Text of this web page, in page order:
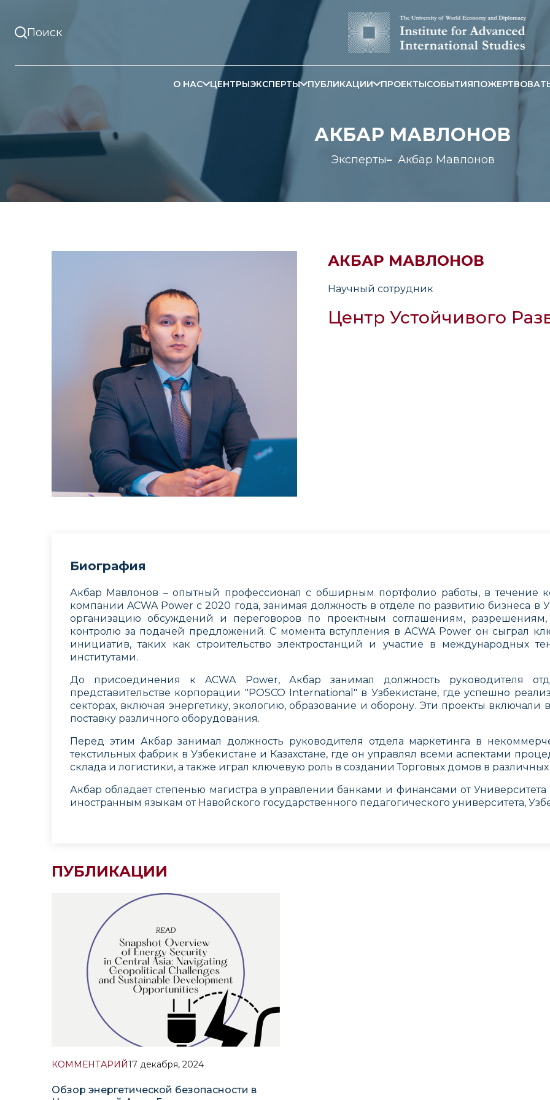
О НАС ЦЕНТРЫЭКСПЕРТЫ ПУБЛИКАЦИИ ПРОЕКТЫСОБЫТИЯ
АКБАР МАВЛОНОВ
Эксперты Акбар Мавлонов
АКБАР МАВЛОНОВ
Научный сотрудник
Центр Устойчивого
Биография
Акбар Мавлонов – опытный профессионал с обширным портфолио работы, в течение
компании ACWA Power с 2020 года, занимая должность в отделе по развитию бизнеса в
организацию обсуждений и переговоров по проектным соглашениям,
контролю за подачей предложений. С момента вступления в ACWA Power он сыграл
инициатив, таких как строительство электростанций и участие в международных
институтами.
До присоединения к ACWA Power, Акбар занимал должность руководителя
представительстве корпорации "POSCO International" в Узбекистане, где успешно
секторах, включая энергетику, экологию, образование и оборону. Эти проекты включали
поставку различного оборудования.
Перед этим Акбар занимал должность руководителя отдела маркетинга в
текстильных фабрик в Узбекистане и Казахстане, где он управлял всеми аспектами
склада и логистики, а также играл ключевую роль в создании Торговых домов в различных
Акбар обладает степенью магистра в управлении банками и финансами от Университета
иностранным языкам от Навойского государственного педагогического университета,
ПУБЛИКАЦИИ
КОММЕНТАРИЙ17 декабря, 2024
Обзор энергетической безопасности в